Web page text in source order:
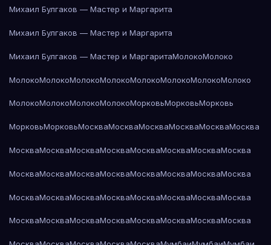
Михаил Булгаков — Мастер и Маргарита
Михаил Булгаков — Мастер и Маргарита
Михаил Булгаков — Мастер и МаргаритаМолокоМолоко
МолокоМолокоМолокоМолокоМолокоМолокоМолокоМолоко
МолокоМолокоМолокоМолокоМорковьМорковьМорковь
МорковьМорковьМоскваМоскваМоскваМоскваМоскваМосква
МоскваМоскваМоскваМоскваМоскваМоскваМоскваМосква
МоскваМоскваМоскваМоскваМоскваМоскваМоскваМосква
МоскваМоскваМоскваМоскваМоскваМоскваМоскваМосква
МоскваМоскваМоскваМоскваМоскваМоскваМоскваМосква